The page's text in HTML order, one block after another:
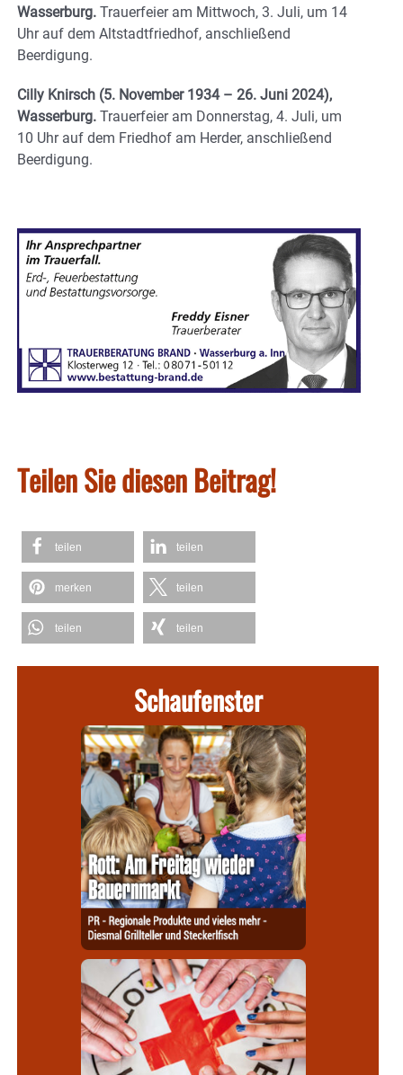
Wasserburg. Trauerfeier am Mittwoch, 3. Juli, um 14
Uhr auf dem Altstadtfriedhof, anschließend
Beerdigung.
Cilly Knirsch (5. November 1934 – 26. Juni 2024),
Wasserburg. Trauerfeier am Donnerstag, 4. Juli, um
10 Uhr auf dem Friedhof am Herder, anschließend
Beerdigung.
Teilen Sie diesen Beitrag!
teilen teilen
merken teilen
teilen teilen
Schaufenster